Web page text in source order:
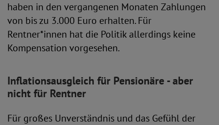
haben in den vergangenen Monaten Zahlungen
von bis zu 3.000 Euro erhalten. Für
Rentner*innen hat die Politik allerdings keine
Kompensation vorgesehen.
Inflationsausgleich für Pensionäre - aber
nicht für Rentner
Für großes Unverständnis und das Gefühl der